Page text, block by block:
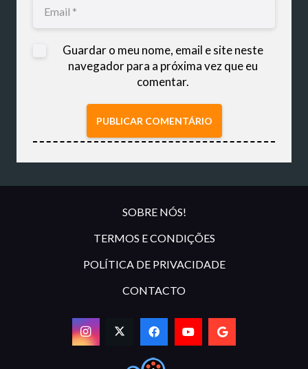
Guardar o meu nome, email e site neste
navegador para a próxima vez que eu
comentar.
PUBLICAR COMENTÁRIO
SOBRE NÓS!
TERMOS E CONDIÇÕES
POLÍTICA DE PRIVACIDADE
CONTACTO